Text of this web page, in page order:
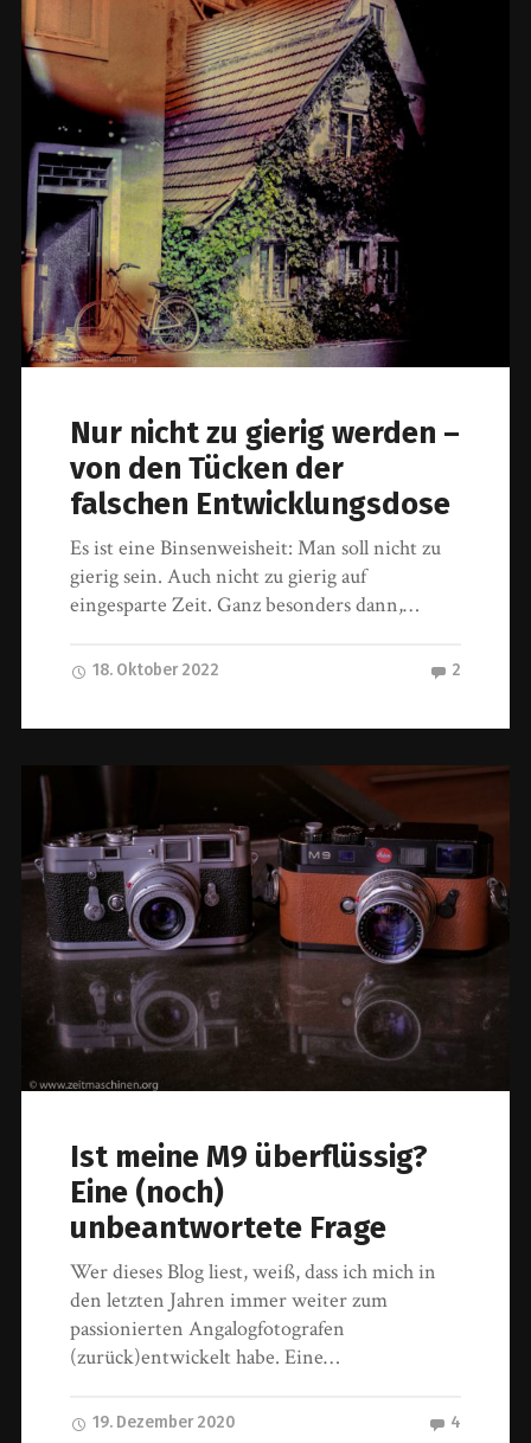
Nur nicht zu gierig werden –
von den Tücken der
falschen Entwicklungsdose
Es ist eine Binsenweisheit: Man soll nicht zu
gierig sein. Auch nicht zu gierig auf
eingesparte Zeit. Ganz besonders dann,…
18. Oktober 2022 2
Ist meine M9 überflüssig?
Eine (noch)
unbeantwortete Frage
Wer dieses Blog liest, weiß, dass ich mich in
den letzten Jahren immer weiter zum
passionierten Angalogfotografen
(zurück)entwickelt habe. Eine…
19. Dezember 2020 4